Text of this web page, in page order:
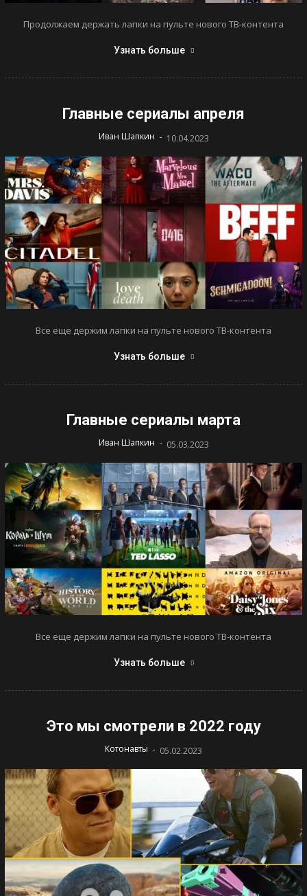
Продолжаем держать лапки на пульте нового ТВ-контента
Узнать больше
Главные сериалы апреля
Иван Шапкин - 10.04.2023
Все еще держим лапки на пульте нового ТВ-контента
Узнать больше
Главные сериалы марта
Иван Шапкин - 05.03.2023
Все еще держим лапки на пульте нового ТВ-контента
Узнать больше
Это мы смотрели в 2022 году
Котонавты - 05.02.2023